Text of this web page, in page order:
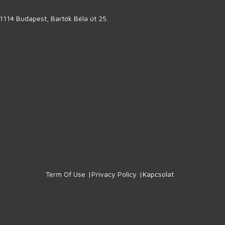
Budapest, Bartók Béla út 25.
Term Of Use Privacy Policy Kapcsolat